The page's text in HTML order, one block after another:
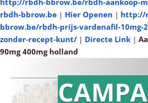
http://rbdh-bbrow.be/rbdh-aankoop-
rbdh-bbrow.be | Hier Openen | http://
bbrow.be/rbdh-prijs-vardenafil-10mg-
zonder-recept-kunt/ | Directe Link |
90mg 400mg holland